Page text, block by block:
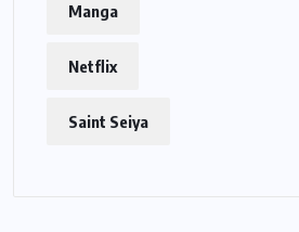
Manga
Netflix
Saint Seiya